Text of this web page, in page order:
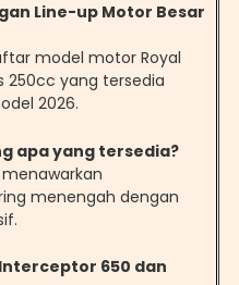
Line-up Motor Besar
model motor Royal
250cc yang tersedia
2026.
apa yang tersedia?
menengah dengan
650 dan